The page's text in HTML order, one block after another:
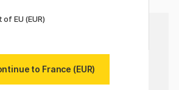
of EU (EUR)
to France (EUR)